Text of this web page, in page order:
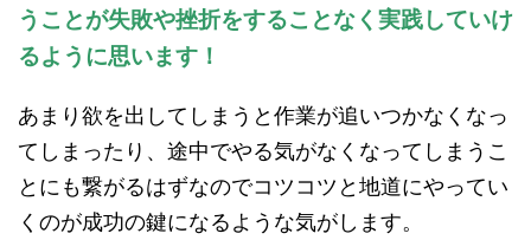
うことが失敗や挫折をすることなく実践していけ
るように思います！
あまり欲を出してしまうと作業が追いつかなくなっ
てしまったり、途中でやる気がなくなってしまうこ
とにも繋がるはずなのでコツコツと地道にやってい
くのが成功の鍵になるような気がします。